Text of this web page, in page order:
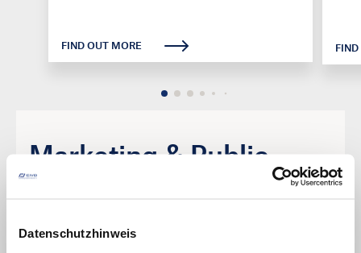
Datenschutzhinweis
FIND OUT MORE
Marketing & Public
Relations